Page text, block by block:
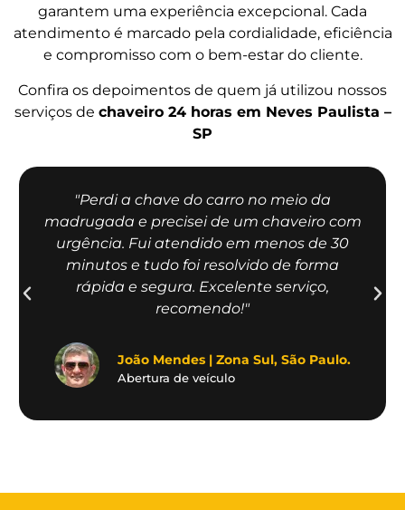
garantem uma experiência excepcional. Cada
atendimento é marcado pela cordialidade, eficiência
e compromisso com o bem-estar do cliente.
Confira os depoimentos de quem já utilizou nossos
serviços de chaveiro 24 horas em Neves Paulista –
SP
"Perdi a chave do carro no meio da
madrugada e precisei de um chaveiro com
urgência. Fui atendido em menos de 30
minutos e tudo foi resolvido de forma
rápida e segura. Excelente serviço,
recomendo!"
João Mendes | Zona Sul, São Paulo.
Abertura de veículo